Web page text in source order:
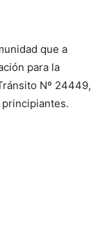
que a
para la
Nº 24449,